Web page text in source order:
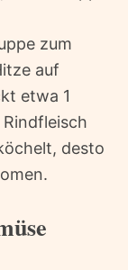
zum
auf
etwa 1
desto